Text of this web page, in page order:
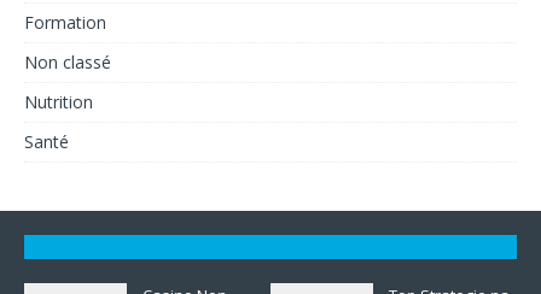
Formation
Non classé
Nutrition
Santé